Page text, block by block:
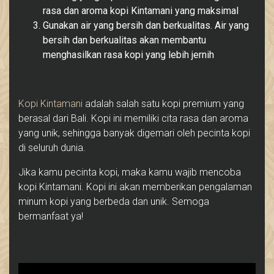
rasa dan aroma kopi Kintamani yang maksimal
Gunakan air yang bersih dan berkualitas. Air yang
bersih dan berkualitas akan membantu
menghasilkan rasa kopi yang lebih jernih
Kopi Kintamani adalah salah satu kopi premium yang
berasal dari Bali. Kopi ini memiliki cita rasa dan aroma
yang unik, sehingga banyak digemari oleh pecinta kopi
di seluruh dunia.
Jika kamu pecinta kopi, maka kamu wajib mencoba
kopi Kintamani. Kopi ini akan memberikan pengalaman
minum kopi yang berbeda dan unik. Semoga
bermanfaat ya!